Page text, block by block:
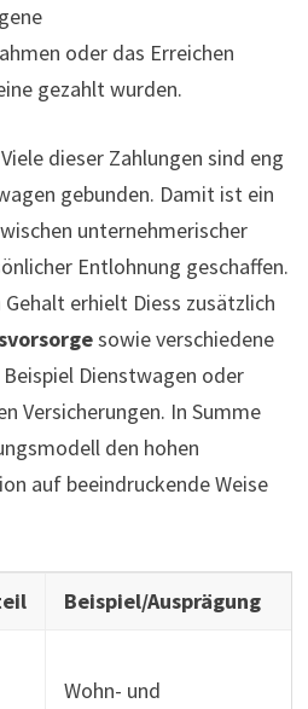
oder das Erreichen
gezahlt wurden.
dieser Zahlungen sind eng
gebunden. Damit ist ein
unternehmerischer
Entlohnung geschaffen.
erhielt Diess zusätzlich
sowie verschiedene
Dienstwagen oder
Versicherungen. In Summe
den hohen
auf beeindruckende Weise
Beispiel/Ausprägung
Wohn- und